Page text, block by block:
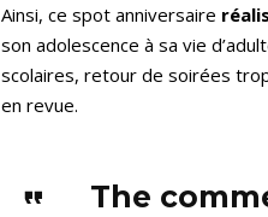
Ainsi, ce spot anniversaire
son adolescence à sa vie
scolaires, retour de soirées
en revue.
The